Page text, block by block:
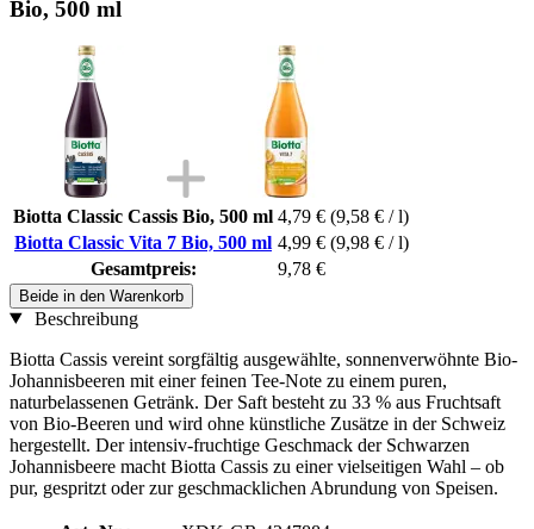
Bio, 500 ml
Biotta Classic Cassis Bio, 500 ml 4,79 € (9,58 € / l)
Biotta Classic Vita 7 Bio, 500 ml 4,99 € (9,98 € / l)
Gesamtpreis:
9,78 €
Beide in den Warenkorb
Beschreibung
Biotta Cassis vereint sorgfältig ausgewählte, sonnenverwöhnte Bio-
Johannisbeeren mit einer feinen Tee-Note zu einem puren,
naturbelassenen Getränk. Der Saft besteht zu 33 % aus Fruchtsaft
von Bio-Beeren und wird ohne künstliche Zusätze in der Schweiz
hergestellt. Der intensiv-fruchtige Geschmack der Schwarzen
Johannisbeere macht Biotta Cassis zu einer vielseitigen Wahl – ob
pur, gespritzt oder zur geschmacklichen Abrundung von Speisen.